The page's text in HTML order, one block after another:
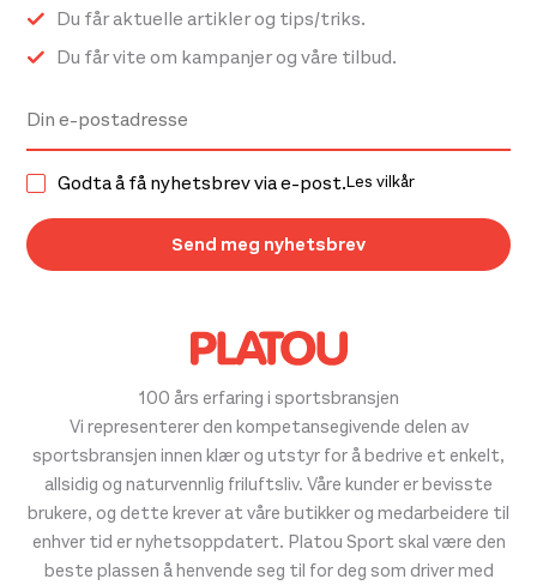
100 års erfaring i sportsbransjen
Vi representerer den kompetansegivende delen av
sportsbransjen innen klær og utstyr for å bedrive et enkelt,
allsidig og naturvennlig friluftsliv. Våre kunder er bevisste
brukere, og dette krever at våre butikker og medarbeidere til
enhver tid er nyhetsoppdatert. Platou Sport skal være den
beste plassen å henvende seg til for deg som driver med
Du får aktuelle artikler og tips/triks.
Du får vite om kampanjer og våre tilbud.
Godta å få nyhetsbrev via e-post.Les vilkår